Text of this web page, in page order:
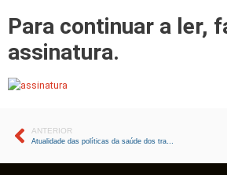
Para continuar a ler,
assinatura.
ANTERIOR
Atualidade das políticas da saúde dos trabalhadores